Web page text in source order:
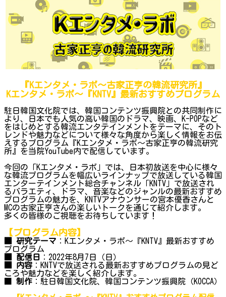
『Kエンタメ・ラボ～古家正亨の韓流研究所』
Kエンタメ・ラボ～『KNTV』最新おすすめプログラム
駐日韓国文化院では、韓国コンテンツ振興院との共同制作に
より、日本でも人気の高い韓国のドラマ、映画、K-POPなど
をはじめとする韓流エンタテインメントをテーマに、そのト
レンドや魅力などについて様々な角度から楽しく情報をお伝
えするプログラム『Kエンタメ・ラボ～古家正亨の韓流研究
所』を当院YouTube内で配信しています。
今回の「Kエンタメ・ラボ」では、日本初放送を中心に様々
な韓流プログラムを幅広いラインナップで放送している韓国
エンターテインメント総合チャンネル「KNTV」で放送され
るバラエティ、ドラマ、音楽などのジャンルの最新おすすめ
プログラムの魅力を、KNTVアナウンサーの宮本優香さんと
MCの古家正亨さんの楽しいトークを通じて紹介します。
多くの皆様のご視聴をお待ちしています！
【プログラム内容】
■ 研究テーマ ：Kエンタメ・ラボ～『KNTV』最新おすすめ
プログラム
■ 配信日
：2022年8月7日（日）
■ 内容 ：KNTVで放送される最新おすすめプログラムの見ど
ころや魅力などを楽しく紹介します。
制作 ：駐日韓国文化院、韓国コンテンツ振興院（KOCCA）